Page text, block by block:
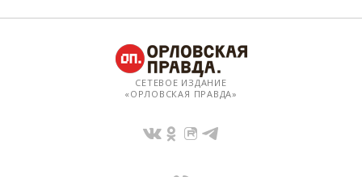
СЕТЕВОЕ ИЗДАНИЕ
«ОРЛОВСКАЯ ПРАВДА»